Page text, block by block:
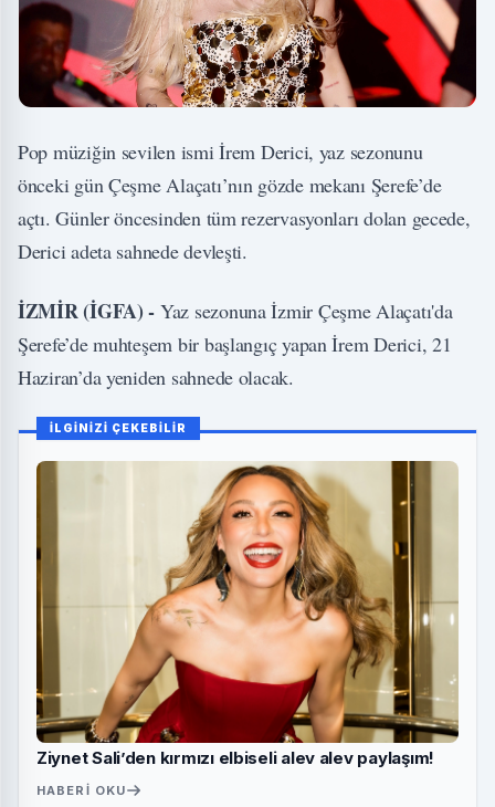
Pop müziğin sevilen ismi İrem Derici, yaz sezonunu
önceki gün Çeşme Alaçatı’nın gözde mekanı Şerefe’de
açtı. Günler öncesinden tüm rezervasyonları dolan gecede,
Derici adeta sahnede devleşti.
İZMİR (İGFA) - Yaz sezonuna İzmir Çeşme Alaçatı'da
Şerefe’de muhteşem bir başlangıç yapan İrem Derici, 21
Haziran’da yeniden sahnede olacak.
İLGİNİZİ ÇEKEBİLİR
Ziynet Sali’den kırmızı elbiseli alev alev paylaşım!
HABERI OKU